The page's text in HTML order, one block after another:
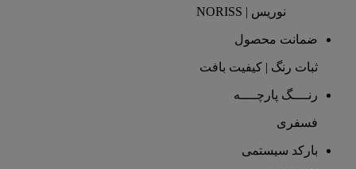
نوریس | NORISS
ضمانت محصول
ثبات رنگ | کیفیت بافت
رنــــگ پارچــــه
فسفری
بارکد سیستمی